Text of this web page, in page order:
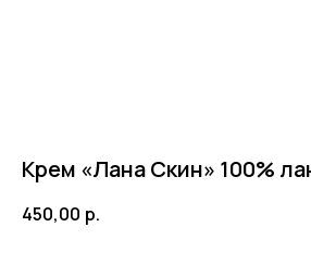
Крем «Лана Скин» 100%
450,00 р.